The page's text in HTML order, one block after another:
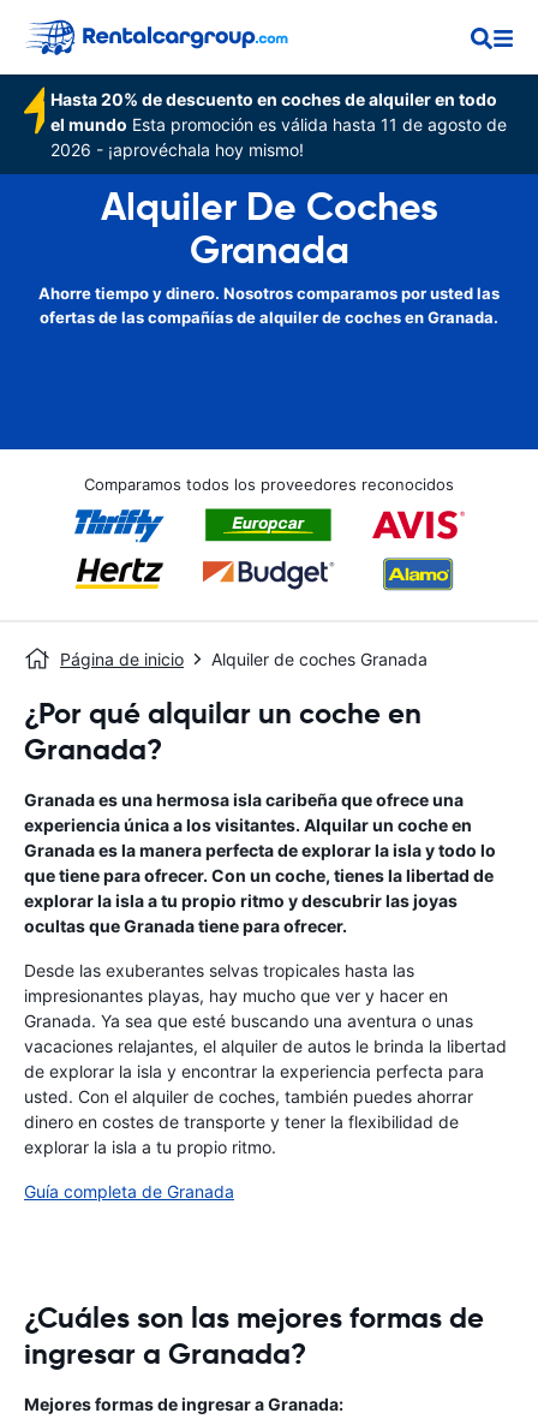
Hasta 20% de descuento en coches de alquiler en todo
el mundo Esta promoción es válida hasta 11 de agosto de
2026 - ¡aprovéchala hoy mismo!
Alquiler De Coches
Granada
Ahorre tiempo y dinero. Nosotros comparamos por usted las
ofertas de las compañías de alquiler de coches en Granada.
Comparamos todos los proveedores reconocidos
Página de inicio Alquiler de coches Granada
¿Por qué alquilar un coche en
Granada?
Granada es una hermosa isla caribeña que ofrece una
experiencia única a los visitantes. Alquilar un coche en
Granada es la manera perfecta de explorar la isla y todo lo
que tiene para ofrecer. Con un coche, tienes la libertad de
explorar la isla a tu propio ritmo y descubrir las joyas
ocultas que Granada tiene para ofrecer.
Desde las exuberantes selvas tropicales hasta las
impresionantes playas, hay mucho que ver y hacer en
Granada. Ya sea que esté buscando una aventura o unas
vacaciones relajantes, el alquiler de autos le brinda la libertad
de explorar la isla y encontrar la experiencia perfecta para
usted. Con el alquiler de coches, también puedes ahorrar
dinero en costes de transporte y tener la flexibilidad de
explorar la isla a tu propio ritmo.
Guía completa de Granada
¿Cuáles son las mejores formas de
ingresar a Granada?
Mejores formas de ingresar a Granada: